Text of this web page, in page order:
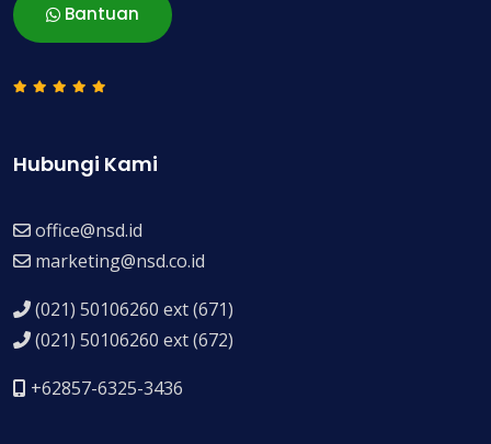
Bantuan
Hubungi Kami
office@nsd.id
marketing@nsd.co.id
(021) 50106260 ext (671)
(021) 50106260 ext (672)
+62857-6325-3436